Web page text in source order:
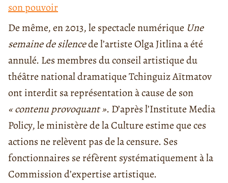
son pouvoir
De même, en 2013, le spectacle numérique Une
semaine de silencede l’artiste Olga Jitlina a été
annulé. Les membres du conseil artistique du
théâtre national dramatique Tchinguiz Aïtmatov
ont interdit sa représentation à cause de son
« contenu provoquant ». D’après l’Institute Media
Policy, le ministère de la Culture estime que ces
actions ne relèvent pas de la censure. Ses
fonctionnaires se réfèrent systématiquement à la
Commission d’expertise artistique.